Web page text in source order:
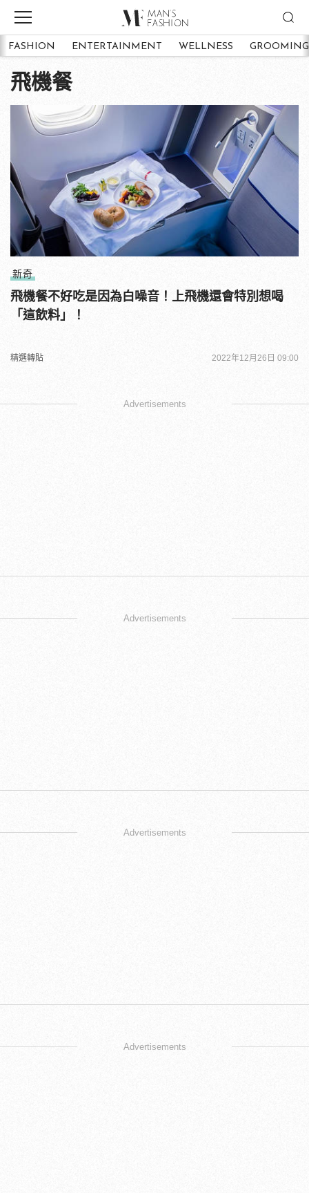
FASHION ENTERTAINMENT WELLNESS GROOMING
飛機餐
新奇
飛機餐不好吃是因為白噪音！上飛機還會特別想喝
「這飲料」！
精選轉貼 2022年12月26日 09:00
Advertisements
Advertisements
Advertisements
Advertisements